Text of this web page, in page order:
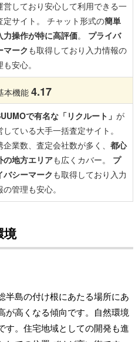
境
半島の付け根にあたる場所にあ
が高くなる傾向です。自然環境
す。住宅地域としての開発も進